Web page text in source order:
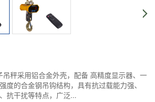
秤采用铝合金外壳，配备 高精度显示器、一
度的合金钢吊钩结构，具有抗过载能力强、
抗干扰等特点，广泛...